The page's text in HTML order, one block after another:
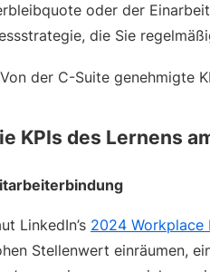
oder der
die Sie
KPIs des Lernens
LinkedIn’s 2024 Workplace
Stellenwert einräumen,